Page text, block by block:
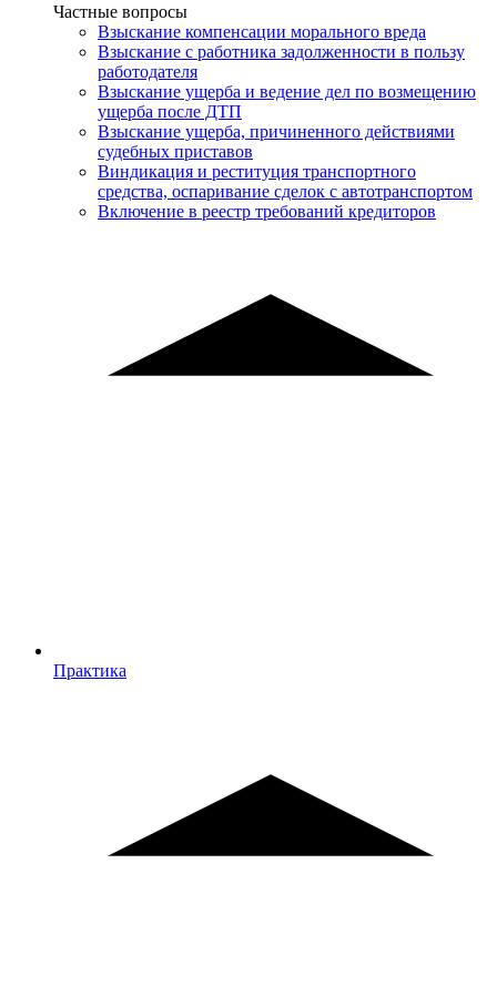
Услуги
Частные вопросы
Взыскание компенсации морального вреда
Взыскание с работника задолженности в пользу
работодателя
Взыскание ущерба и ведение дел по возмещению
ущерба после ДТП
Взыскание ущерба, причиненного действиями
судебных приставов
Виндикация и реституция транспортного
средства, оспаривание сделок с автотранспортом
Включение в реестр требований кредиторов
Практика
Практика